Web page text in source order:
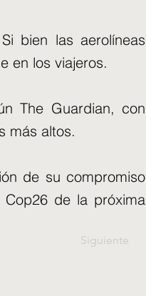
bien las aerolíneas
en los viajeros.
The Guardian, con
más altos.
de su compromiso
de la próxima
Siguiente